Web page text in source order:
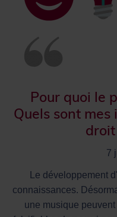
Pour quoi le
Quels sont
7
Le développement
connaissances.
une musique